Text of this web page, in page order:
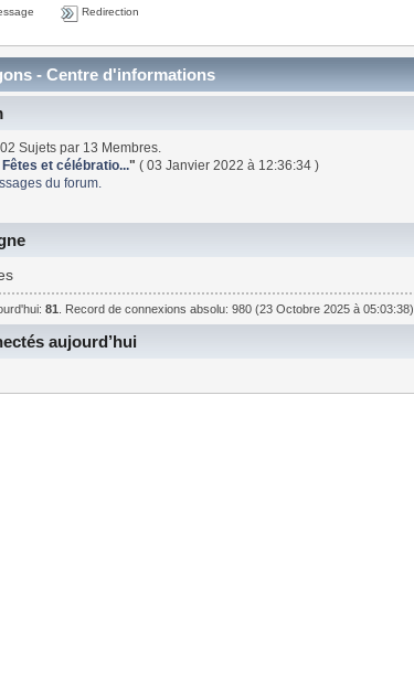
Redirection
- Centre d'informations
Sujets par 13 Membres.
Fêtes et célébratio..." ( 03 Janvier 2022 à 12:36:34 )
du forum.
81 . Record de connexions absolu: 980 (23 Octobre 2025 à 05:03:38)
aujourd’hui